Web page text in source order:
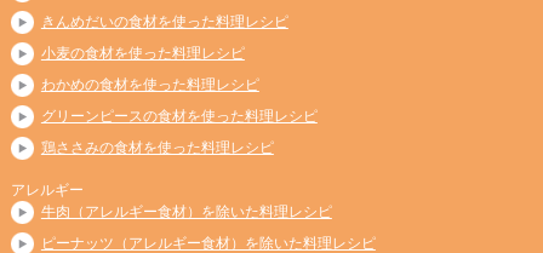
きんめだいの食材を使った料理レシピ
小麦の食材を使った料理レシピ
わかめの食材を使った料理レシピ
グリーンピースの食材を使った料理レシピ
鶏ささみの食材を使った料理レシピ
アレルギー
牛肉（アレルギー食材）を除いた料理レシピ
ピーナッツ（アレルギー食材）を除いた料理レシピ